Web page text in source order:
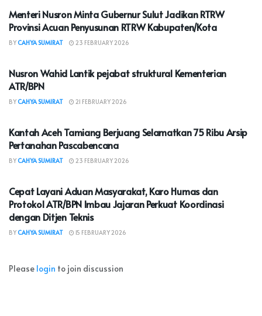
Menteri Nusron Minta Gubernur Sulut Jadikan RTRW
Provinsi Acuan Penyusunan RTRW Kabupaten/Kota
BYCAHYA SUMIRAT 23 FEBRUARY 2026
Nusron Wahid Lantik pejabat struktural Kementerian
ATR/BPN
BYCAHYA SUMIRAT 21 FEBRUARY 2026
Kantah Aceh Tamiang Berjuang Selamatkan 75 Ribu Arsip
Pertanahan Pascabencana
BYCAHYA SUMIRAT 23 FEBRUARY 2026
Cepat Layani Aduan Masyarakat, Karo Humas dan
Protokol ATR/BPN Imbau Jajaran Perkuat Koordinasi
dengan Ditjen Teknis
BYCAHYA SUMIRAT 15 FEBRUARY 2026
Please login to join discussion